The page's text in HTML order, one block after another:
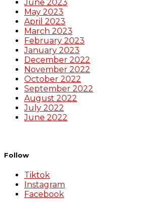
June 2023
May 2023
April 2023
March 2023
February 2023
January 2023
December 2022
November 2022
October 2022
September 2022
August 2022
July 2022
June 2022
Follow
Tiktok
Instagram
Facebook